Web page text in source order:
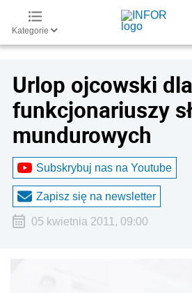
Kategorie
Urlop ojcowski dla
funkcjonariuszy
mundurowych
Subskrybuj nas na Youtube
Zapisz się na newsletter
05 kwietnia 2011, 09:00